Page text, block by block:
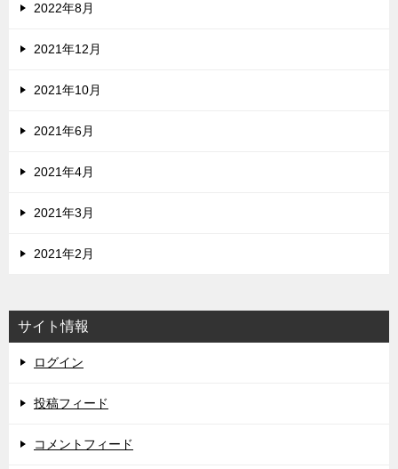
2022年8月
2021年12月
2021年10月
2021年6月
2021年4月
2021年3月
2021年2月
サイト情報
ログイン
投稿フィード
コメントフィード